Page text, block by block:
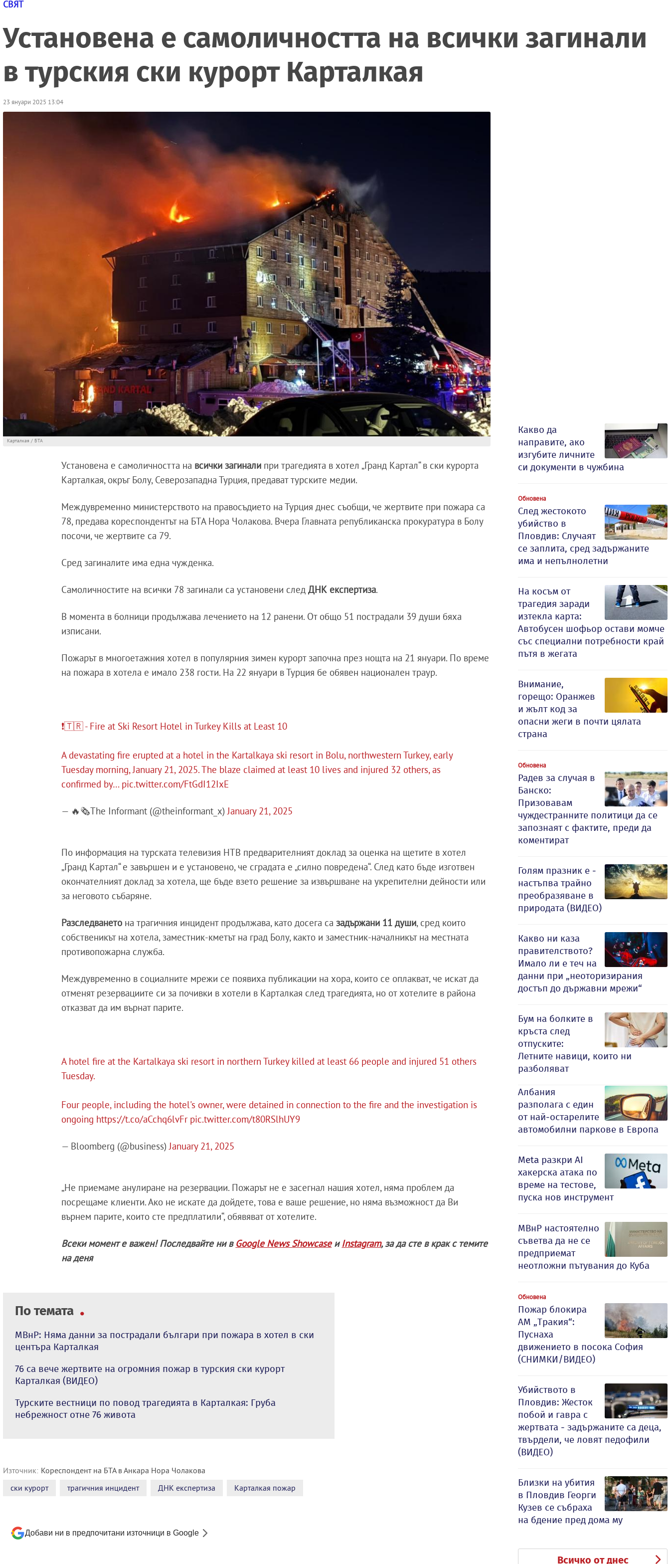
СВЯТ
Установена е самоличността на всички загинали
в турския ски курорт Карталкая
23 януари 2025 13:04
Карталкая / БТА
Установена е самоличността на всички загинали при трагедията в хотел „Гранд Картал“ в ски курорта
Карталкая, окръг Болу, Северозападна Турция, предават турските медии.
Междувременно министерството на правосъдието на Турция днес съобщи, че жертвите при пожара са
78, предава кореспондентът на БТА Нора Чолакова. Вчера Главната републиканска прокуратура в Болу
посочи, че жертвите са 79.
Сред загиналите има една чужденка.
Самоличностите на всички 78 загинали са установени следДНК експертиза.
В момента в болници продължава лечението на 12 ранени. От общо 51 пострадали 39 души бяха
изписани.
Пожарът в многоетажния хотел в популярния зимен курорт започна през нощта на 21 януари. По време
на пожара в хотела е имало 238 гости. На 22 януари в Турция бе обявен национален траур.
❗️🇹🇷 - Fire at Ski Resort Hotel in Turkey Kills at Least 10
A devastating fire erupted at a hotel in the Kartalkaya ski resort in Bolu, northwestern Turkey, early
Tuesday morning, January 21, 2025. The blaze claimed at least 10 lives and injured 32 others, as
confirmed by… pic.twitter.com/FtGdI12IxE
— 🔥🗞The Informant (@theinformant_x)January 21, 2025
По информация на турската телевизия НТВ предварителният доклад за оценка на щетите в хотел
„Гранд Картал“ е завършен и е установено, че сградата е „силно повредена“. След като бъде изготвен
окончателният доклад за хотела, ще бъде взето решение за извършване на укрепителни дейности или
за неговото събаряне.
Разследването на трагичния инцидент продължава, като досега сазадържани 11 души, сред които
собственикът на хотела, заместник-кметът на град Болу, както и заместник-началникът на местната
противопожарна служба.
Междувременно в социалните мрежи се появиха публикации на хора, които се оплакват, че искат да
отменят резервациите си за почивки в хотели в Карталкая след трагедията, но от хотелите в района
отказват да им върнат парите.
A hotel fire at the Kartalkaya ski resort in northern Turkey killed at least 66 people and injured 51 others
Tuesday.
Four people, including the hotel's owner, were detained in connection to the fire and the investigation is
ongoing https://t.co/aCchq6lvFr pic.twitter.com/t80RSlhUY9
— Bloomberg (@business)January 21, 2025
„Не приемаме анулиране на резервации. Пожарът не е засегнал нашия хотел, няма проблем да
посрещаме клиенти. Ако не искате да дойдете, това е ваше решение, но няма възможност да Ви
върнем парите, които сте предплатили“, обявяват от хотелите.
Всеки момент е важен! Последвайте ни в Google News Showcaseи Instagram, за да сте в крак с темите
на деня
По темата
МВнР: Няма данни за пострадали българи при пожара в хотел в ски
центъра Карталкая
76 са вече жертвите на огромния пожар в турския ски курорт
Карталкая (ВИДЕО)
Турските вестници по повод трагедията в Карталкая: Груба
небрежност отне 76 живота
Източник: Кореспондент на БТА в Анкара Нора Чолакова
ски курорт
трагичния инцидент ДНК експертиза Карталкая пожар
Добави ни в предпочитани източници в Google
Какво да
направите, ако
изгубите личните
си документи в чужбина
Обновена
След жестокото
убийство в
Пловдив: Случаят
се заплита, сред задържаните
има и непълнолетни
На косъм от
трагедия заради
изтекла карта:
Автобусен шофьор остави момче
със специални потребности край
пътя в жегата
Внимание,
горещо: Оранжев
и жълт код за
опасни жеги в почти цялата
страна
Обновена
Радев за случая в
Банско:
Призовавам
чуждестранните политици да се
запознаят с фактите, преди да
коментират
Голям празник е -
настъпва трайно
преобразяване в
природата (ВИДЕО)
Какво ни каза
правителството?
Имало ли е теч на
данни при „неоторизирания
достъп до държавни мрежи“
Бум на болките в
кръста след
отпуските:
Летните навици, които ни
разболяват
Албания
разполага с един
от най-остарелите
автомобилни паркове в Европа
Meta разкри AI
хакерска атака по
време на тестове,
пуска нов инструмент
МВнР настоятелно
съветва да не се
предприемат
неотложни пътувания до Куба
Обновена
Пожар блокира
АМ „Тракия“:
Пуснаха
движението в посока София
(СНИМКИ/ВИДЕО)
Убийството в
Пловдив: Жесток
побой и гавра с
жертвата - задържаните са деца,
твърдели, че ловят педофили
(ВИДЕО)
Близки на убития
в Пловдив Георги
Кузев се събраха
на бдение пред дома му
Всичко от днес